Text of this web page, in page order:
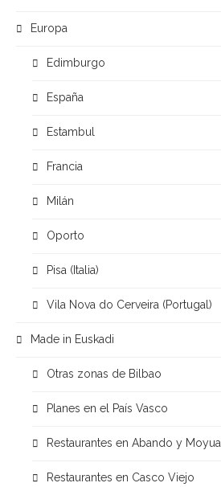
Europa
Edimburgo
España
Estambul
Francia
Milán
Oporto
Pisa (Italia)
Vila Nova do Cerveira (Portugal)
Made in Euskadi
Otras zonas de Bilbao
Planes en el País Vasco
Restaurantes en Abando y Moyua
Restaurantes en Casco Viejo